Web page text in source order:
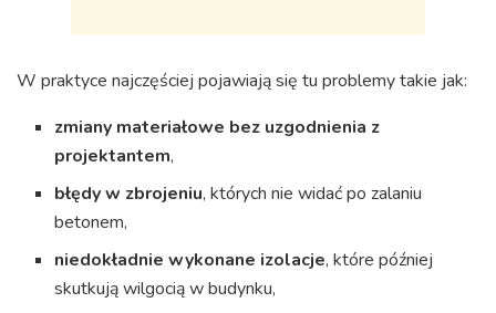
W praktyce najczęściej pojawiają się tu problemy takie jak:
zmiany materiałowe bez uzgodnienia z
projektantem,
błędy w zbrojeniu, których nie widać po zalaniu
betonem,
niedokładnie wykonane izolacje, które później
skutkują wilgocią w budynku,